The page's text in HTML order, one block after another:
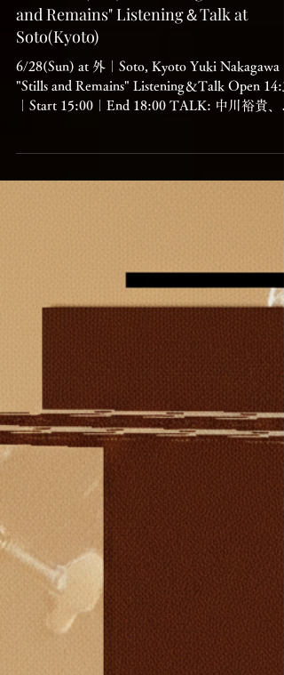
【終了】Listening＆Talk｜
2026.6/28(Sun) Yuki Nakagawa "Stills
and Remains" Listening＆Talk at
Soto(Kyoto)
kekq DJ: kekq 入場料 1,500円（予約不要） 会
裕貴によるソロアルバム『Stills and Remains
リースツアーに先立ち、このアルバムのリス
ングイベントを6月28日に京都・外にて開催し
ます。 この作品は2026年6月12日に、グアテ
ラ出身のチェリストMabe Fratti、Arthur
のコラボレーターとして有名なPeter Zummo
どの作品をリリースするオランダのレーベル
Unheard of hopeからリリースされます。 中川
は長きに亘り、チェロを「声を生み出